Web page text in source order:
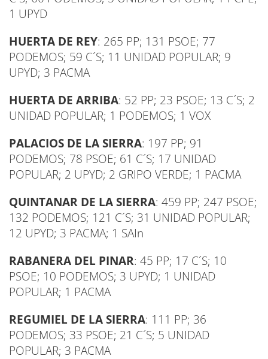
1 UPYD
HUERTA DE REY: 265 PP; 131 PSOE; 77
PODEMOS; 59 C´S; 11 UNIDAD POPULAR; 9
UPYD; 3 PACMA
HUERTA DE ARRIBA: 52 PP; 23 PSOE; 13 C´S; 2
UNIDAD POPULAR; 1 PODEMOS; 1 VOX
PALACIOS DE LA SIERRA: 197 PP; 91
PODEMOS; 78 PSOE; 61 C´S; 17 UNIDAD
POPULAR; 2 UPYD; 2 GRIPO VERDE; 1 PACMA
QUINTANAR DE LA SIERRA: 459 PP; 247 PSOE;
132 PODEMOS; 121 C´S; 31 UNIDAD POPULAR;
12 UPYD; 3 PACMA; 1 SAIn
RABANERA DEL PINAR: 45 PP; 17 C´S; 10
PSOE; 10 PODEMOS; 3 UPYD; 1 UNIDAD
POPULAR; 1 PACMA
REGUMIEL DE LA SIERRA: 111 PP; 36
PODEMOS; 33 PSOE; 21 C´S; 5 UNIDAD
POPULAR; 3 PACMA